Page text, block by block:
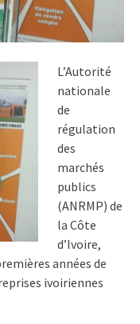
L’Autorité
nationale
de
régulation
des
marchés
publics
(ANRMP) de
la Côte
d’Ivoire,
années de
ivoiriennes